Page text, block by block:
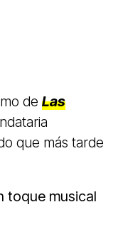
de Las
que más tarde
toque musical